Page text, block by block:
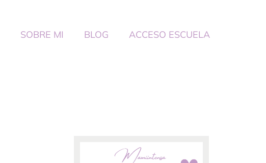
SOBRE MI BLOG ACCESO ESCUELA